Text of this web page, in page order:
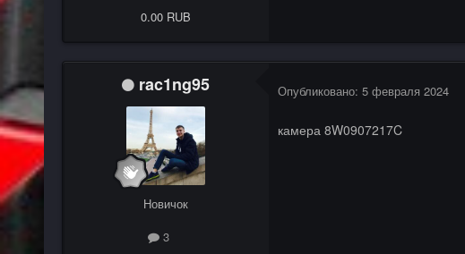
0.00 RUB
rac1ng95
Новичок
3
Опубликовано: 5 февраля 2024
камера 8W0907217C